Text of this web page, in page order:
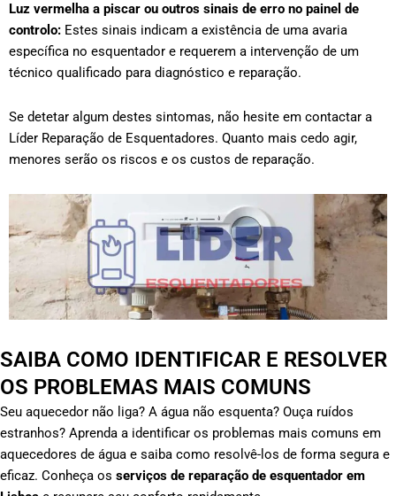
Luz vermelha a piscar ou outros sinais de erro no painel de
controlo: Estes sinais indicam a existência de uma avaria
específica no esquentador e requerem a intervenção de um
técnico qualificado para diagnóstico e reparação.
Se detetar algum destes sintomas, não hesite em contactar a
Líder Reparação de Esquentadores. Quanto mais cedo agir,
menores serão os riscos e os custos de reparação.
SAIBA COMO IDENTIFICAR E RESOLVER
OS PROBLEMAS MAIS COMUNS
Seu aquecedor não liga? A água não esquenta? Ouça ruídos
estranhos? Aprenda a identificar os problemas mais comuns em
aquecedores de água e saiba como resolvê-los de forma segura e
eficaz. Conheça os serviços de reparação de esquentador em